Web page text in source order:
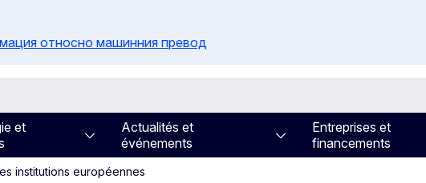
относно машинния превод
et
Actualités et
événements
Entreprises et
financements
institutions européennes